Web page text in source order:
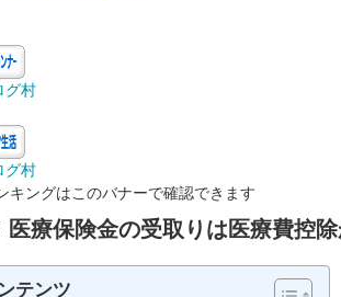
グ村
グ村
キングはこのバナーで確認できます
医療保険金の受取りは医療費控
テンツ